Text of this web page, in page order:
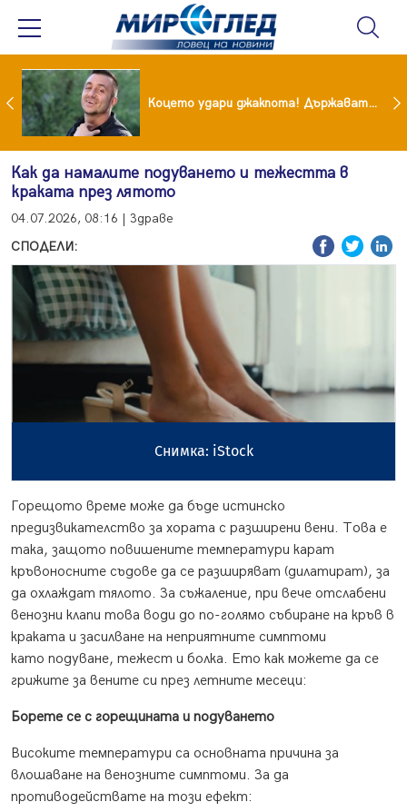
Тишина преди бурята! Защо Саня Армутлиева продължава да мълчи за раздялата с Дара? Коцето удари джакпота! Държавата му плаща 95 000 евро
Как да намалите подуването и тежестта в
краката през лятото
04.07.2026, 08:16 | Здраве
СПОДЕЛИ:
Снимка: iStock
Горещото време може да бъде истинско
предизвикателство за хората с разширени вени. Това е
така, защото повишените температури карат
кръвоносните съдове да се разширяват (дилатират), за
да охлаждат тялото. За съжаление, при вече отслабени
венозни клапи това води до по-голямо събиране на кръв в
краката и засилване на неприятните симптоми
като подуване, тежест и болка. Ето как можете да се
грижите за вените си през летните месеци:
Борете се с горещината и подуването
Високите температури са основната причина за
влошаване на венозните симптоми. За да
противодействате на този ефект: